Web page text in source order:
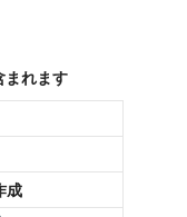
まれます
成